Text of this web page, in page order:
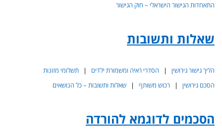
התאחדות הגישור הישראלי – חוק הגישור
שאלות ותשובות
הליך גישור גירושין | הסדרי ראיה ומשמורת ילדים | תשלומי מזונות
הסכם גירושין | רכוש משותף | שאלות ותשובות – כל הנושאים
הסכמים לדוגמא להורדה